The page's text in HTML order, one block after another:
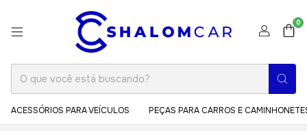
0
ACESSÓRIOS PARA VEÍCULOS PEÇAS PARA CARROS E